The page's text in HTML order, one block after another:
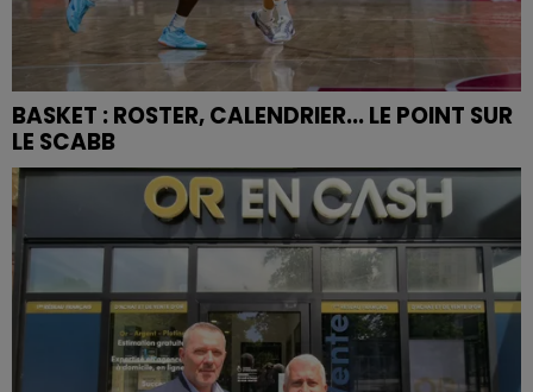
BASKET : ROSTER, CALENDRIER... LE POINT SUR
LE SCABB